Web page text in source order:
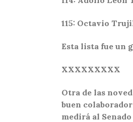
115: Octavio
Esta lista fue un
XXXXXXXXX
Otra de las
buen
medirá al